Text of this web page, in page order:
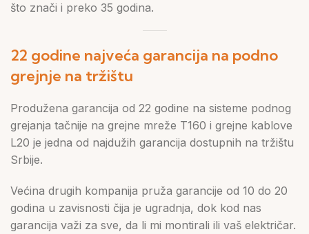
što znači i preko 35 godina.
22 godine najveća garancija na podno
grejnje na tržištu
Produžena garancija od 22 godine na sisteme podnog
grejanja tačnije na grejne mreže T160 i grejne kablove
L20 je jedna od najdužih garancija dostupnih na tržištu
Srbije.
Većina drugih kompanija pruža garancije od 10 do 20
godina u zavisnosti čija je ugradnja, dok kod nas
garancija važi za sve, da li mi montirali ili vaš električar.